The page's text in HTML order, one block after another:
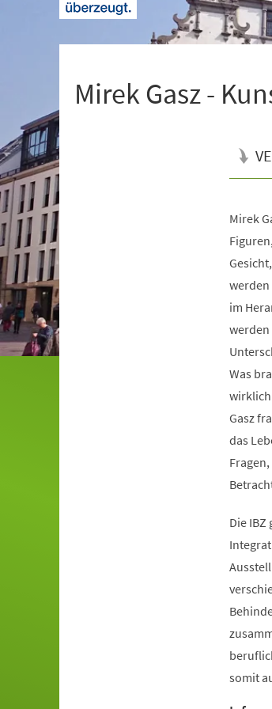
Mirek Gasz -
Mirek
im
werden
Was
wirklich
Gasz
das
Die IBZ
somit